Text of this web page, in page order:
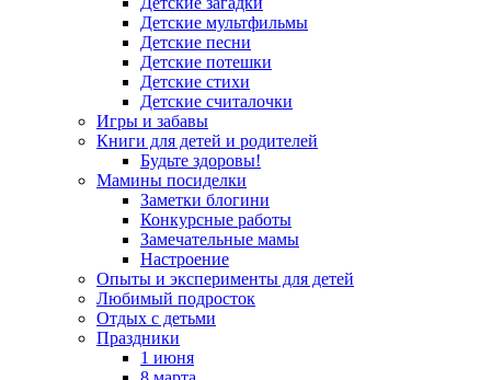
Детские мультфильмы
Детские песни
Детские потешки
Детские стихи
Детские считалочки
Игры и забавы
Книги для детей и родителей
Будьте здоровы!
Мамины посиделки
Заметки блогини
Конкурсные работы
Замечательные мамы
Настроение
Опыты и эксперименты для детей
Любимый подросток
Отдых с детьми
Праздники
1 июня